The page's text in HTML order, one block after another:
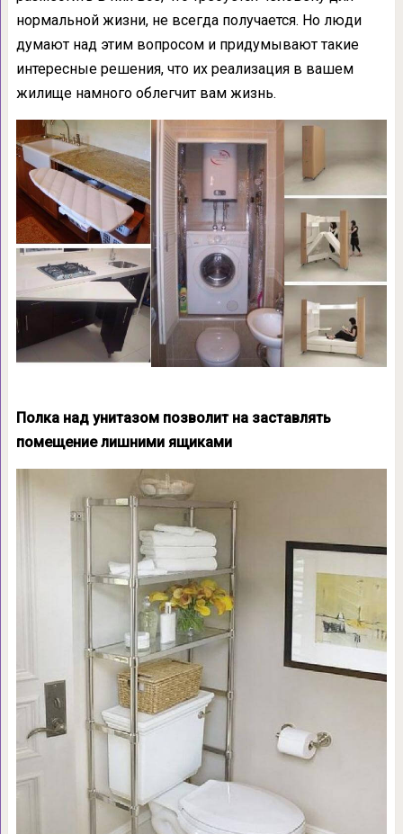
нормальной жизни, не всегда получается. Но люди
думают над этим вопросом и придумывают такие
интересные решения, что их реализация в вашем
жилище намного облегчит вам жизнь.
Полка над унитазом позволит на заставлять
помещение лишними ящиками